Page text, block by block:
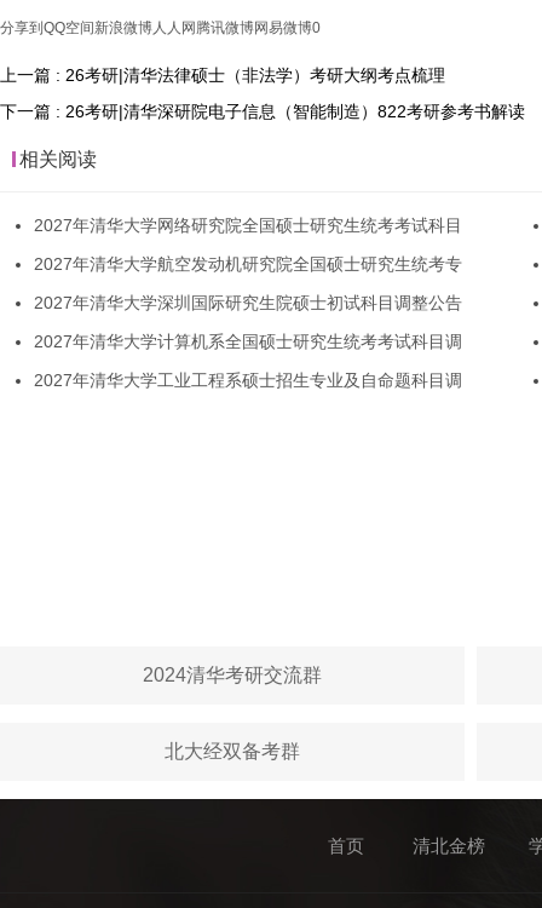
分享到 QQ空间 新浪微博人人网 腾讯微博网易微博0
上一篇 : 26考研|清华法律硕士（非法学）考研大纲考点梳理
下一篇 : 26考研|清华深研院电子信息（智能制造）822考研参考书解读
相关阅读
2027年清华大学网络研究院全国硕士研究生统考考试科目
2027年清华大学航空发动机研究院全国硕士研究生统考专
2027年清华大学深圳国际研究生院硕士初试科目调整公告
2027年清华大学计算机系全国硕士研究生统考考试科目调
2027年清华大学工业工程系硕士招生专业及自命题科目调
2024清华考研交流群
北大经双备考群
首页 清北金榜